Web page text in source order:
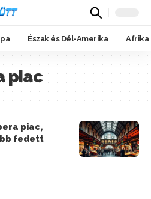
Észak és Dél-Amerika Afrika
piac
piac,
fedett